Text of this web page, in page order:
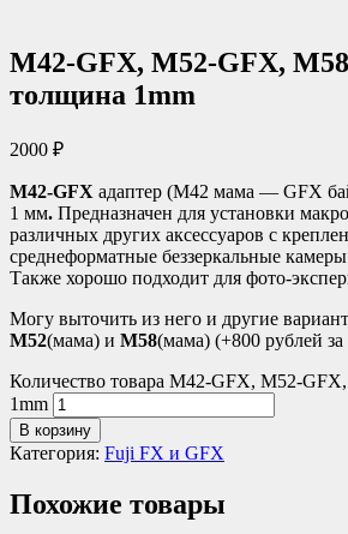
M42-GFX, M52-GFX,
толщина 1mm
2000 ₽
M42-GFX адаптер (М42 мама — GFX
1 мм. Предназначен для установки
различных других аксессуаров с
среднеформатные беззеркальные
Также хорошо подходит для фото-
Могу выточить из него и другие
М52(мама) и М58(мама) (+800 рублей за
Количество товара M42-GFX, M52-
1mm
В корзину
Категория: Fuji FX и GFX
Похожие товары